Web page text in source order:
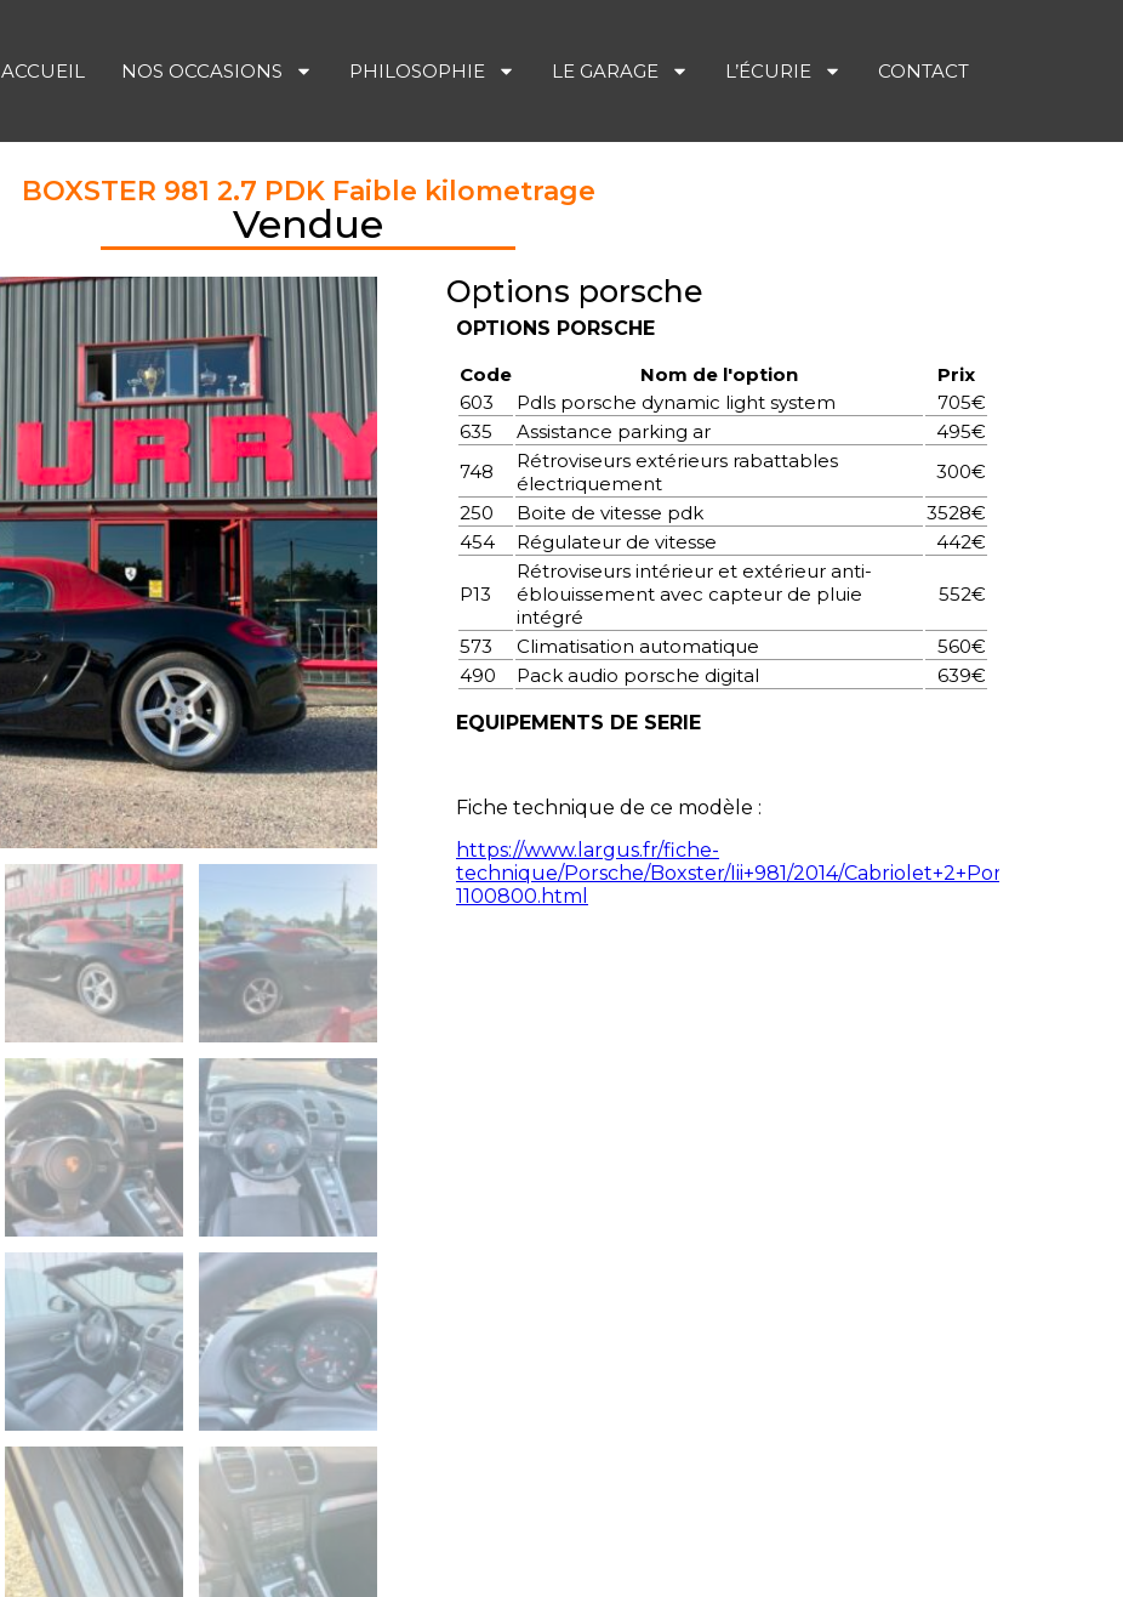
ACCUEIL NOS OCCASIONS PHILOSOPHIE LE GARAGE L’ÉCURIE CONTACT
BOXSTER 981 2.7 PDK Faible kilometrage
Vendue
Options porsche